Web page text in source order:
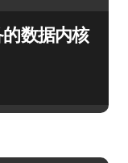
数据内核